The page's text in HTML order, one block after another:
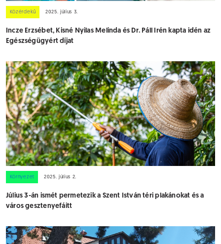
Közérdekű 2025. július 3.
Incze Erzsébet, Kisné Nyilas Melinda és Dr. Páll Irén kapta idén az
Egészségügyért díjat
Környezet 2025. július 2.
Július 3-án ismét permetezik a Szent István téri plakánokat és a
város gesztenyefáitt